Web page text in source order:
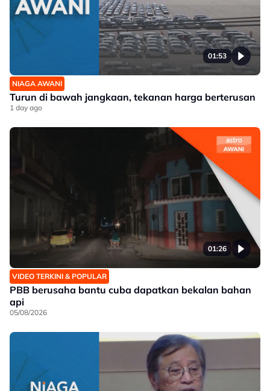
01:53
NIAGA AWANI
Turun di bawah jangkaan, tekanan harga berterusan
1 day ago
01:26
VIDEO TERKINI & POPULAR
PBB berusaha bantu cuba dapatkan bekalan bahan
api
05/08/2026